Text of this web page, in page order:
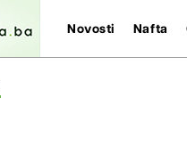
Novosti Nafta